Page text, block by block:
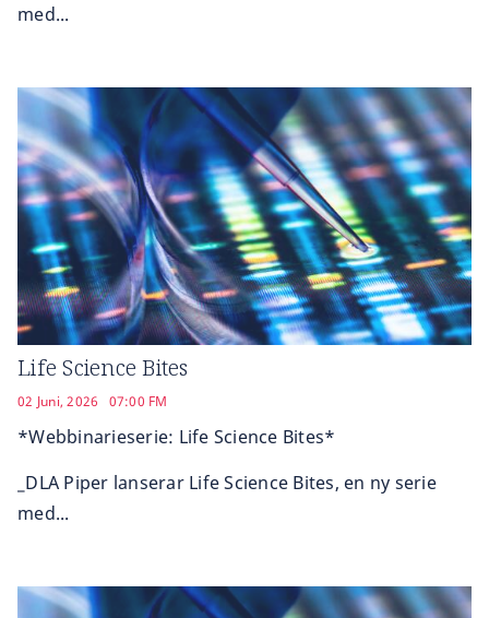
med...
Life Science Bites
02 Juni, 2026 07:00 FM
*Webbinarieserie: Life Science Bites*
_DLA Piper lanserar Life Science Bites, en ny serie
med...